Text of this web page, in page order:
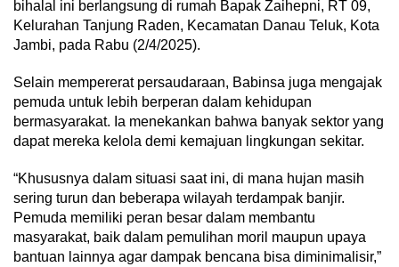
bihalal ini berlangsung di rumah Bapak Zaihepni, RT 09,
Kelurahan Tanjung Raden, Kecamatan Danau Teluk, Kota
Jambi, pada Rabu (2/4/2025).
Selain mempererat persaudaraan, Babinsa juga mengajak
pemuda untuk lebih berperan dalam kehidupan
bermasyarakat. Ia menekankan bahwa banyak sektor yang
dapat mereka kelola demi kemajuan lingkungan sekitar.
“Khususnya dalam situasi saat ini, di mana hujan masih
sering turun dan beberapa wilayah terdampak banjir.
Pemuda memiliki peran besar dalam membantu
masyarakat, baik dalam pemulihan moril maupun upaya
bantuan lainnya agar dampak bencana bisa diminimalisir,”